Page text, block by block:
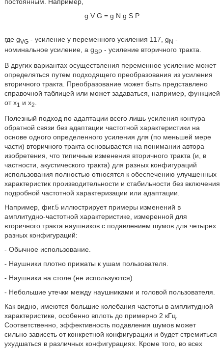
g V G = g N g S P
где gVG - усиление у переменного усиления 117, gN -
номинальное усиление, а gSP- усиление вторичного тракта.
В других вариантах осуществления переменное усиление может
определяться путем подходящего преобразования из усиления
вторичного тракта. Преобразование может быть представлено
справочной таблицей или может задаваться, например, функцией
от x1 и x2
Полезный подход по адаптации всего лишь усиления контура
обратной связи без адаптации частотной характеристики на
основе одного определенного усиления для (по меньшей мере
части) вторичного тракта основывается на понимании автора
изобретения, что типичные изменения вторичного тракта (и, в
частности, акустического тракта) для разных конфигураций
использования полностью относятся к обеспечению улучшенных
характеристик производительности и стабильности без включения
подробной частотной характеризации или адаптации.
Например, фиг.5 иллюстрирует примеры изменений в
амплитудно-частотной характеристике, измеренной для
вторичного тракта наушников с подавлением шумов для четырех
разных конфигураций:
- Обычное использование.
- Наушники плотно прижаты к ушам пользователя.
- Наушники на столе (не используются).
- Небольшие утечки между наушниками и головой пользователя.
Как видно, имеются большие колебания частоты в амплитудной
характеристике, особенно вплоть до примерно 2 кГц.
Соответственно, эффективность подавления шумов может
сильно зависеть от конкретной конфигурации и будет стремиться
ухудшаться в различных конфигурациях. Кроме того, во всех